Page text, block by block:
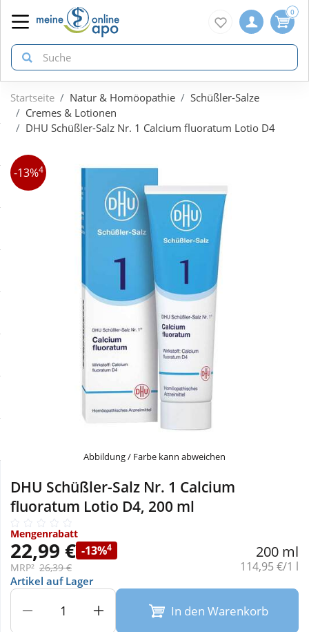
zurück
Aktuelle Coupons
zurück
Arzneimittel
Körperpflege & Kosmetik
Natur & Homöopathie
Sanitätshaus
Sport & Fitness
Tierbedarf
zurück
1A Pharma
0
Startseite Natur & Homöopathie
Schüßler-Salze
Cremes & Lotionen
DHU Schüßler-Salz Nr. 1 Calcium fluoratum Lotio D4
-13%4
Abbildung / Farbe kann abweichen
DHU Schüßler-Salz Nr. 1 Calcium
fluoratum Lotio D4, 200 ml
Mengenrabatt
22,99 € -13%4
MRP² 26,39 €
200 ml
Grundpreis:
114,95 €/1 l
Artikel auf Lager
In den Warenkorb